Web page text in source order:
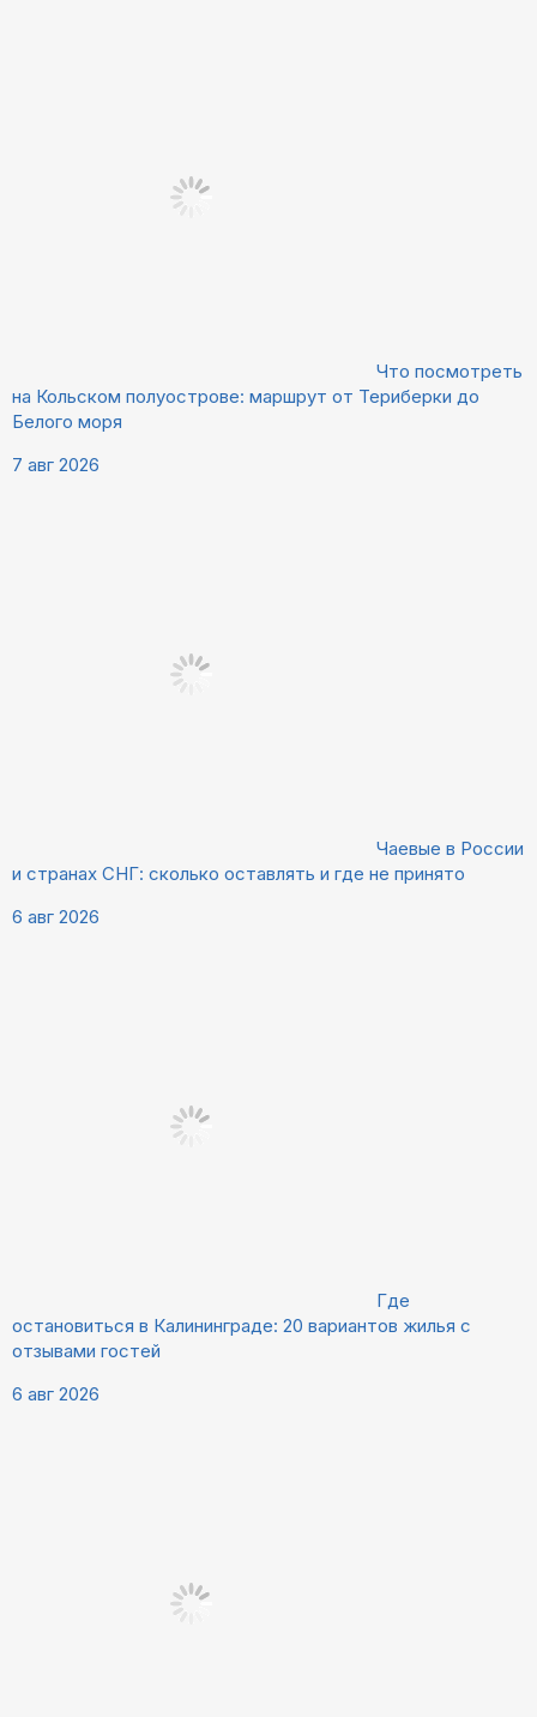
Что посмотреть
на Кольском полуострове: маршрут от Териберки до
Белого моря
7 авг 2026
Чаевые в России
и странах СНГ: сколько оставлять и где не принято
6 авг 2026
Где
остановиться в Калининграде: 20 вариантов жилья с
отзывами гостей
6 авг 2026